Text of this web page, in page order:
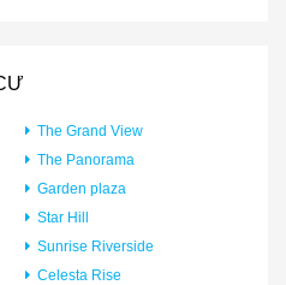
The Grand View
The Panorama
Garden plaza
Star Hill
Sunrise Riverside
Celesta Rise